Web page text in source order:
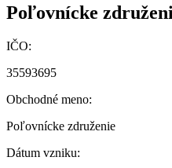
Poľovnícke
IČO:
35593695
Obchodné meno:
Poľovnícke združenie
Dátum vzniku: